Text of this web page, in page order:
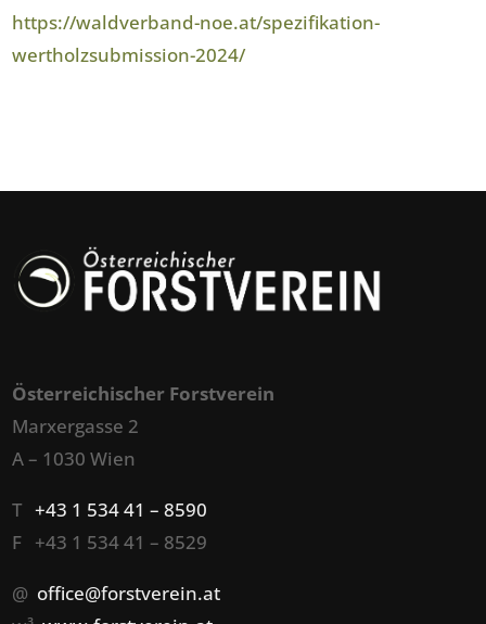
https://waldverband-noe.at/spezifikation-
wertholzsubmission-2024/
Österreichischer Forstverein
Marxergasse 2
A – 1030 Wien
T+43 1 534 41 – 8590
F +43 1 534 41 – 8529
@ office@forstverein.at